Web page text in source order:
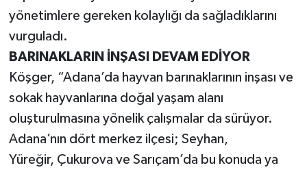
yönetimlere gereken kolaylığı da sağladıklarını
vurguladı.
BARINAKLARIN İNŞASI DEVAM EDİYOR
Köşger, “Adana’da hayvan barınaklarının inşası ve
sokak hayvanlarına doğal yaşam alanı
oluşturulmasına yönelik çalışmalar da sürüyor.
Adana’nın dört merkez ilçesi; Seyhan,
Yüreğir, Çukurova ve Sarıçam’da bu konuda ya